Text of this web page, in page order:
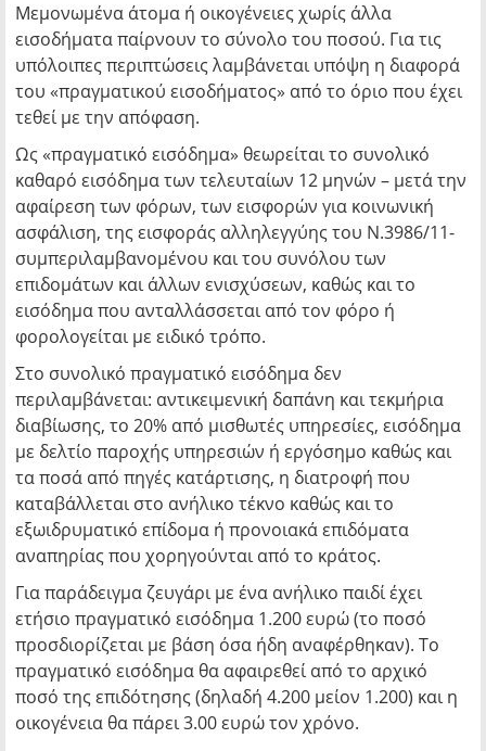
Μεμονωμένα άτομα ή οικογένειες χωρίς άλλα
εισοδήματα παίρνουν το σύνολο του ποσού. Για τις
υπόλοιπες περιπτώσεις λαμβάνεται υπόψη η διαφορά
του «πραγματικού εισοδήματος» από το όριο που έχει
τεθεί με την απόφαση.
Ως «πραγματικό εισόδημα» θεωρείται το συνολικό
καθαρό εισόδημα των τελευταίων 12 μηνών – μετά την
αφαίρεση των φόρων, των εισφορών για κοινωνική
ασφάλιση, της εισφοράς αλληλεγγύης του Ν.3986/11-
συμπεριλαμβανομένου και του συνόλου των
επιδομάτων και άλλων ενισχύσεων, καθώς και το
εισόδημα που ανταλλάσσεται από τον φόρο ή
φορολογείται με ειδικό τρόπο.
Στο συνολικό πραγματικό εισόδημα δεν
περιλαμβάνεται: αντικειμενική δαπάνη και τεκμήρια
διαβίωσης, το 20% από μισθωτές υπηρεσίες, εισόδημα
με δελτίο παροχής υπηρεσιών ή εργόσημο καθώς και
τα ποσά από πηγές κατάρτισης, η διατροφή που
καταβάλλεται στο ανήλικο τέκνο καθώς και το
εξωιδρυματικό επίδομα ή προνοιακά επιδόματα
αναπηρίας που χορηγούνται από το κράτος.
Για παράδειγμα ζευγάρι με ένα ανήλικο παιδί έχει
ετήσιο πραγματικό εισόδημα 1.200 ευρώ (το ποσό
προσδιορίζεται με βάση όσα ήδη αναφέρθηκαν). Το
πραγματικό εισόδημα θα αφαιρεθεί από το αρχικό
ποσό της επιδότησης (δηλαδή 4.200 μείον 1.200) και η
οικογένεια θα πάρει 3.00 ευρώ τον χρόνο.